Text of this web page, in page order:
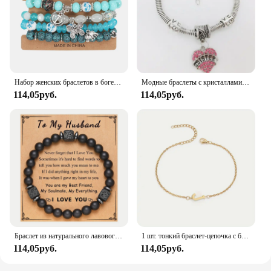
114,05руб.
Модные браслеты с кристаллами, подвеска в виде сердца, розового цвета
114,05руб.
Браслет из натурального лавового камня, 8 мм, с черными бусинами
114,05руб.
1 шт. тонкий браслет-цепочка с бусинами в форме буквы, простая Минималистичная цепочка для рук, украшение для ювелирных изделий унисекс
114,05руб.